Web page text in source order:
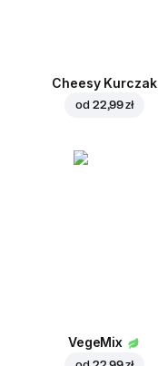
Cheesy Kurczak
od 22,99 zł
VegeMix